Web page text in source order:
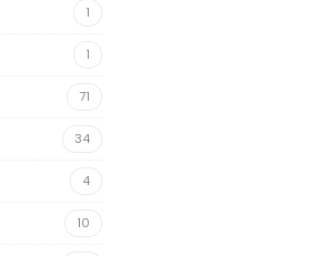
1
1
71
34
4
10